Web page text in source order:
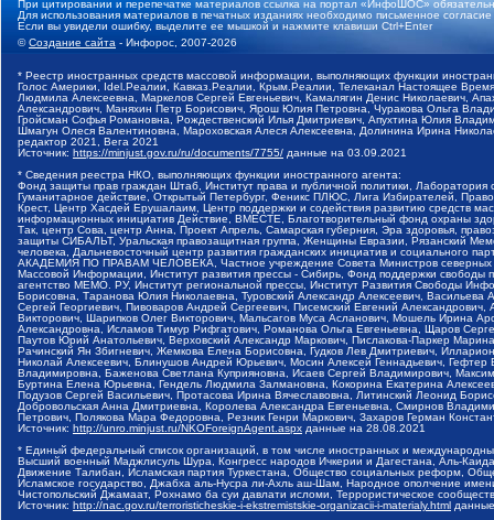
При цитировании и перепечатке материалов ссылка на портал «ИнфоШОС»
Для использования материалов в печатных изданиях необходимо письменное
Если вы увидели ошибку, выделите ее мышкой и нажмите клавиши Ctrl+Enter
©Создание сайта - Инфорос, 2007-2026
* Реестр иностранных средств массовой информации, выполняющих функции
Голос Америки, Idel.Реалии, Кавказ.Реалии, Крым.Реалии, Телеканал Настоящее
Людмила Алексеевна, Маркелов Сергей Евгеньевич, Камалягин Денис Николаевич,
Александрович, Маняхин Петр Борисович, Ярош Юлия Петровна, Чуракова Ольга
Гройсман Софья Романовна, Рождественский Илья Дмитриевич, Апухтина Юлия
Шмагун Олеся Валентиновна, Мароховская Алеся Алексеевна, Долинина Ирина
редактор 2021, Вега 2021
Источник: https://minjust.gov.ru/ru/documents/7755/ данные на 03.09.2021
* Сведения реестра НКО, выполняющих функции иностранного агента:
Фонд защиты прав граждан Штаб, Институт права и публичной политики,
Гуманитарное действие, Открытый Петербург, Феникс ПЛЮС, Лига Избирателей,
Крест, Центр Хасдей Ерушалаим, Центр поддержки и содействия развитию средств
информационных инициатив Действие, ВМЕСТЕ, Благотворительный фонд охраны
Так, центр Сова, центр Анна, Проект Апрель, Самарская губерния, Эра здоровья,
защиты СИБАЛЬТ, Уральская правозащитная группа, Женщины Евразии, Рязанский
человека, Дальневосточный центр развития гражданских инициатив и социального
АКАДЕМИЯ ПО ПРАВАМ ЧЕЛОВЕКА, Частное учреждение Совета Министров северных
Массовой Информации, Институт развития прессы - Сибирь, Фонд поддержки
агентство МЕМО. РУ, Институт региональной прессы, Институт Развития Свободы
Борисовна, Таранова Юлия Николаевна, Туровский Александр Алексеевич,
Сергей Георгиевич, Пивоваров Андрей Сергеевич, Писемский Евгений
Викторович, Шарипков Олег Викторович, Мальсагов Муса Асланович, Мошель Ирина
Александровна, Исламов Тимур Рифгатович, Романова Ольга Евгеньевна, Щаров
Паутов Юрий Анатольевич, Верховский Александр Маркович, Пислакова-Паркер
Рачинский Ян Збигневич, Жемкова Елена Борисовна, Гудков Лев Дмитриевич,
Николай Алексеевич, Блинушов Андрей Юрьевич, Мосин Алексей Геннадьевич,
Владимировна, Баженова Светлана Куприяновна, Исаев Сергей Владимирович,
Буртина Елена Юрьевна, Гендель Людмила Залмановна, Кокорина Екатерина
Подузов Сергей Васильевич, Протасова Ирина Вячеславовна, Литинский Леонид
Добровольская Анна Дмитриевна, Королева Александра Евгеньевна, Смирнов
Петрович, Полякова Мара Федоровна, Резник Генри Маркович, Захаров Герман
Источник: http://unro.minjust.ru/NKOForeignAgent.aspx данные на 28.08.2021
* Единый федеральный список организаций, в том числе иностранных и
Высший военный Маджлисуль Шура, Конгресс народов Ичкерии и Дагестана, Аль-
Движение Талибан, Исламская партия Туркестана, Общество социальных реформ,
Исламское государство, Джабха аль-Нусра ли-Ахль аш-Шам, Народное ополчение
Чистопольский Джамаат, Рохнамо ба суи давлати исломи, Террористическое
Источник: http://nac.gov.ru/terroristicheskie-i-ekstremistskie-organizacii-i-materialy.html